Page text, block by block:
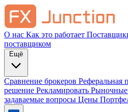
О нас Как это работает
поставщиком
Сравнение брокеров Реферальная
решение Рекламировать Рыночные
задаваемые вопросы Цены